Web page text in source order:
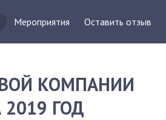
Мероприятия Оставить отзыв
КОМПАНИИ
ГОД